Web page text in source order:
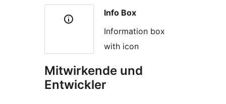
Info Box
Information box
with icon
Mitwirkende und
Entwickler